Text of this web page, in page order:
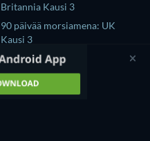
Britannia Kausi 3
90 päivää morsiamena: UK
Kausi 3
The Chosen in the Wild with
Bear Grylls Kausi 1